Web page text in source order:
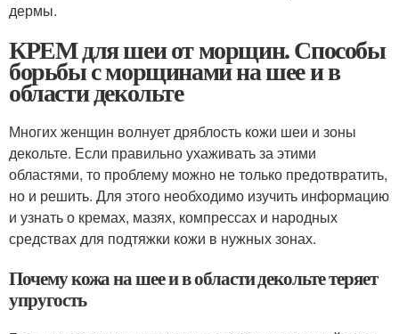
дермы.
КРЕМ для шеи от морщин. Способы
борьбы с морщинами на шее и в
области декольте
Многих женщин волнует дряблость кожи шеи и зоны
декольте. Если правильно ухаживать за этими
областями, то проблему можно не только предотвратить,
но и решить. Для этого необходимо изучить информацию
и узнать о кремах, мазях, компрессах и народных
средствах для подтяжки кожи в нужных зонах.
Почему кожа на шее и в области декольте теряет
упругость